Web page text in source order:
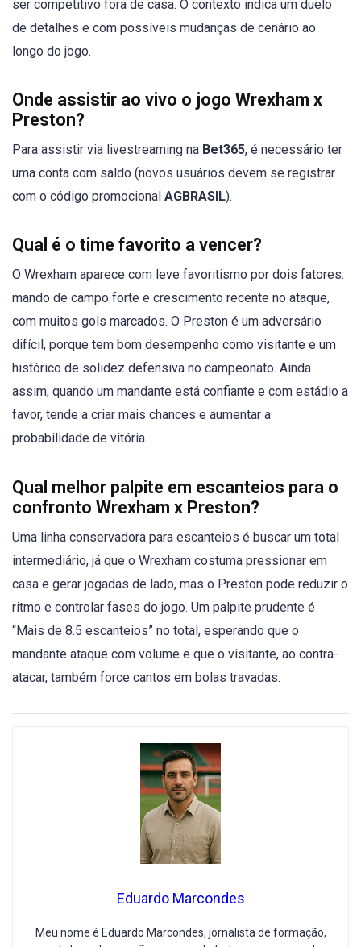
ser competitivo fora de casa. O contexto indica um duelo
de detalhes e com possíveis mudanças de cenário ao
longo do jogo.
Onde assistir ao vivo o jogo Wrexham x
Preston?
Para assistir via livestreaming na Bet365, é necessário ter
uma conta com saldo (novos usuários devem se registrar
com o código promocional AGBRASIL).
Qual é o time favorito a vencer?
O Wrexham aparece com leve favoritismo por dois fatores:
mando de campo forte e crescimento recente no ataque,
com muitos gols marcados. O Preston é um adversário
difícil, porque tem bom desempenho como visitante e um
histórico de solidez defensiva no campeonato. Ainda
assim, quando um mandante está confiante e com estádio a
favor, tende a criar mais chances e aumentar a
probabilidade de vitória.
Qual melhor palpite em escanteios para o
confronto Wrexham x Preston?
Uma linha conservadora para escanteios é buscar um total
intermediário, já que o Wrexham costuma pressionar em
casa e gerar jogadas de lado, mas o Preston pode reduzir o
ritmo e controlar fases do jogo. Um palpite prudente é
“Mais de 8.5 escanteios” no total, esperando que o
mandante ataque com volume e que o visitante, ao contra-
atacar, também force cantos em bolas travadas.
Eduardo Marcondes
Meu nome é Eduardo Marcondes, jornalista de formação,